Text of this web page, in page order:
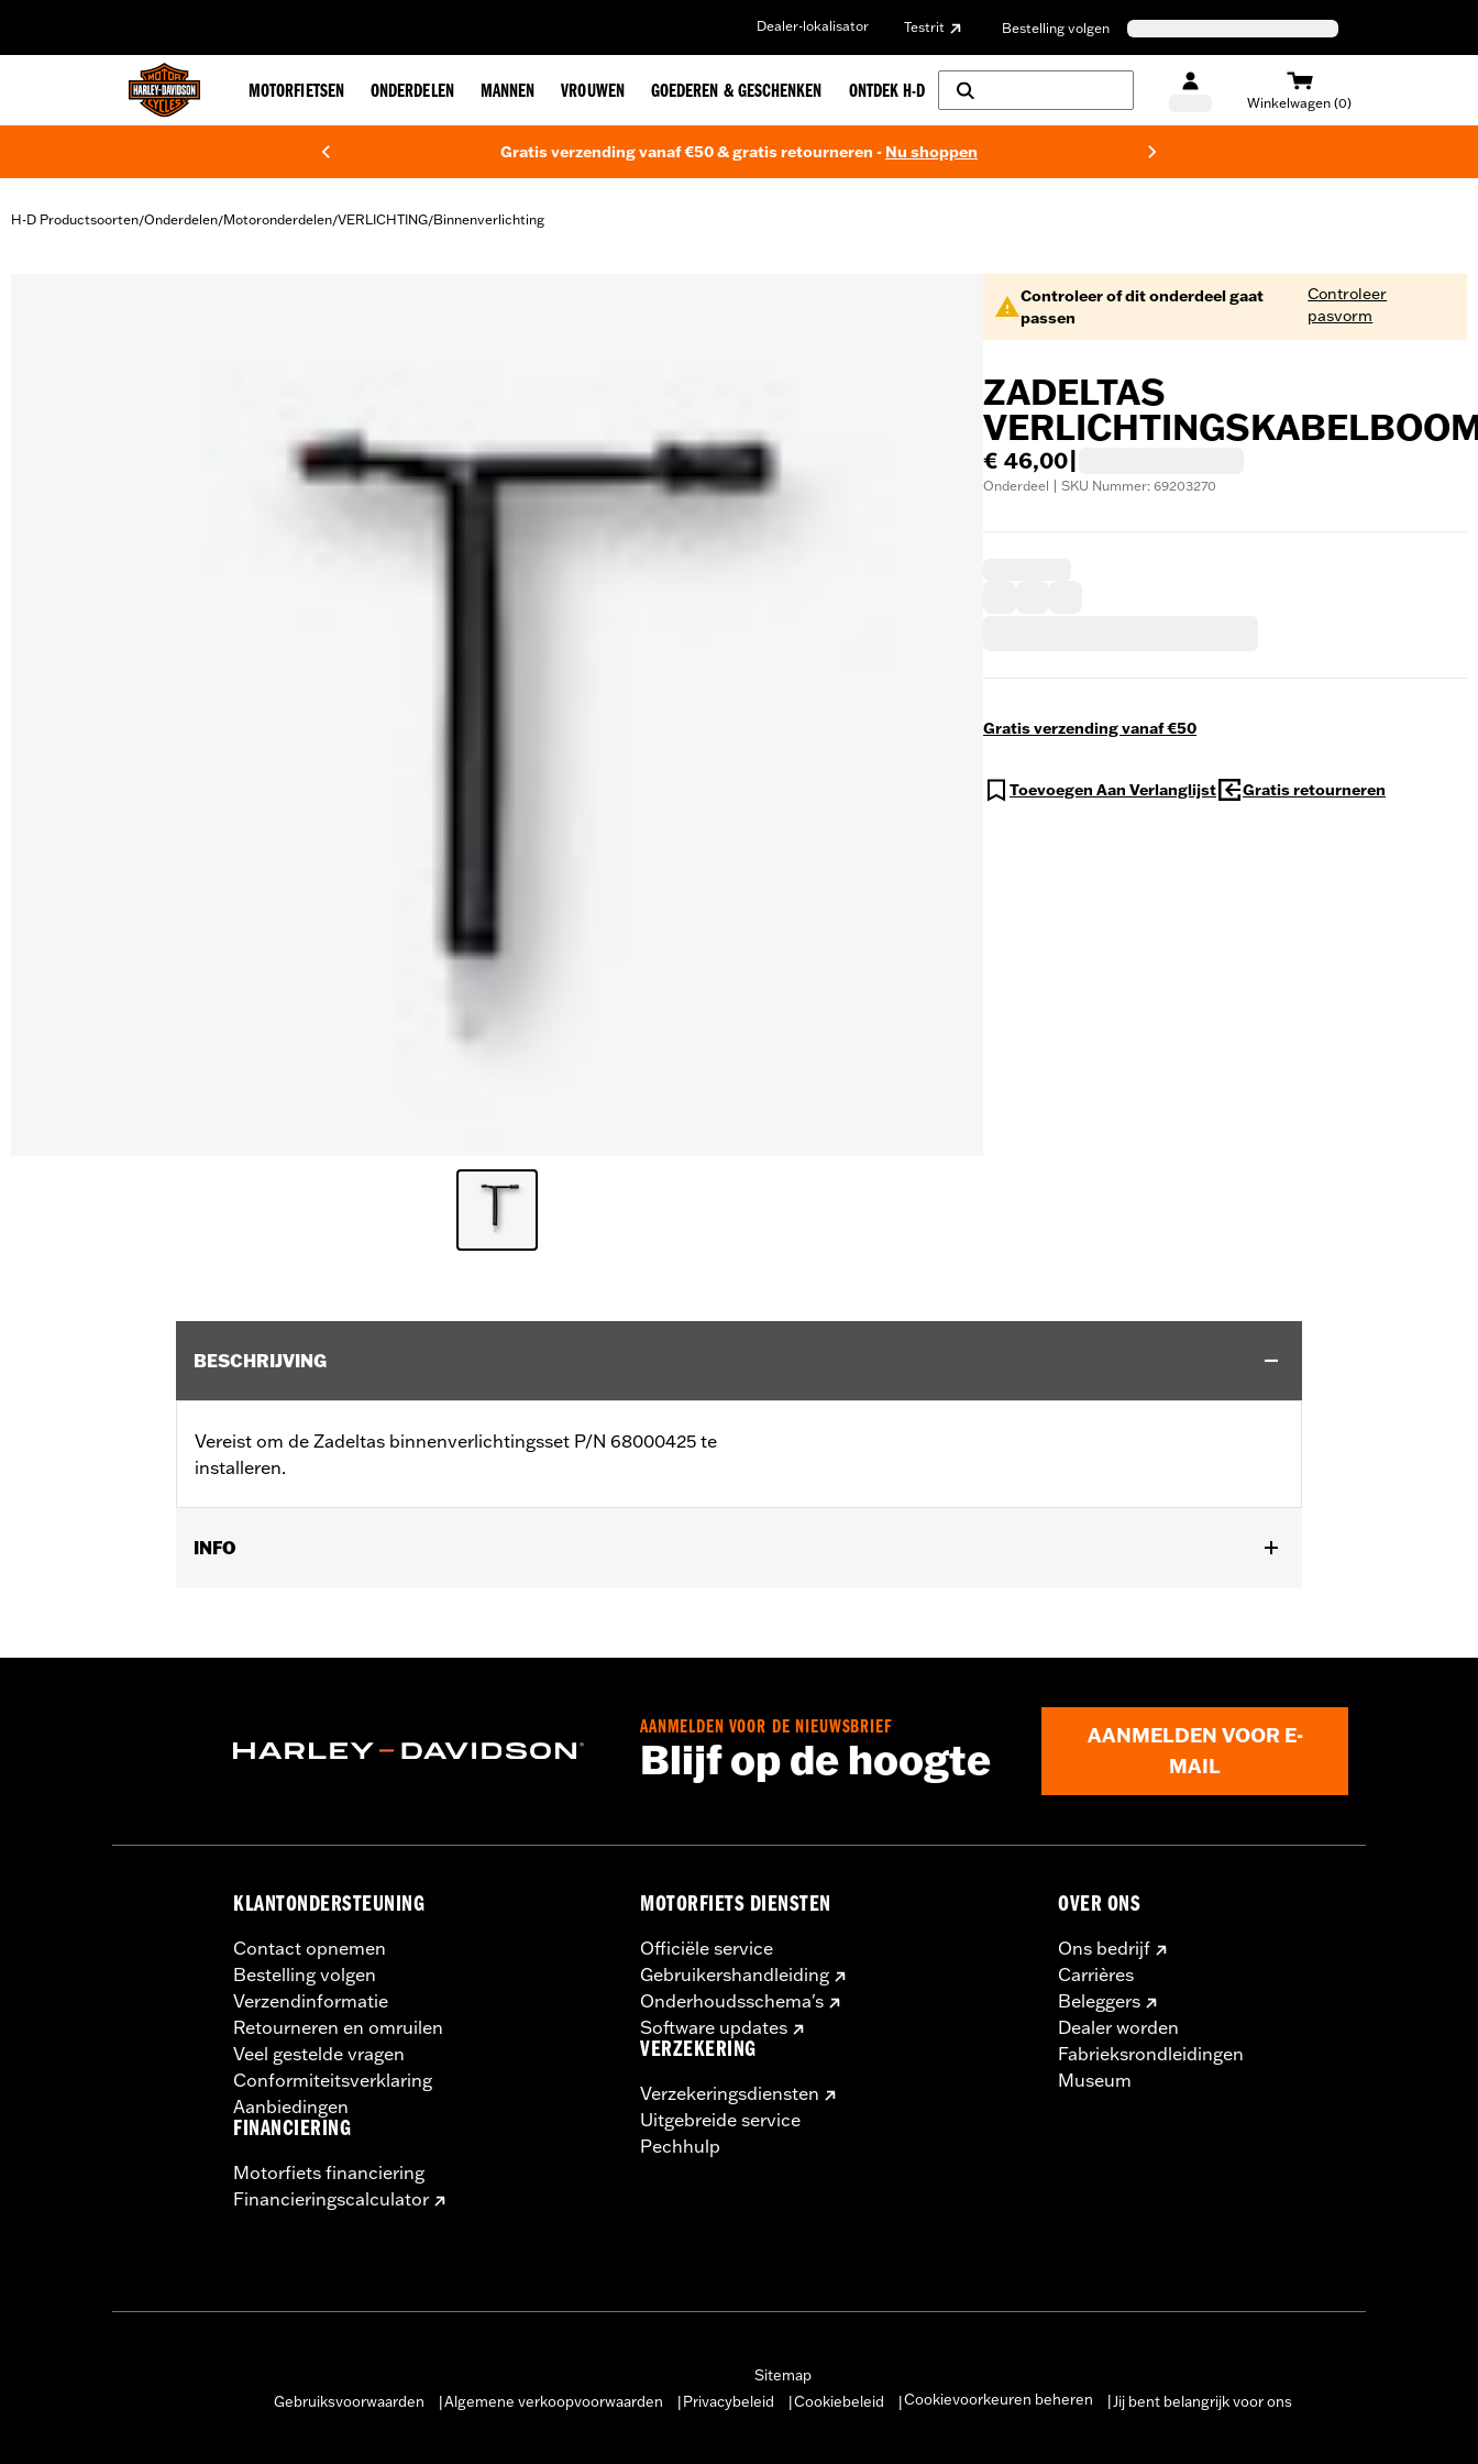
Dealer-lokalisator Testrit Bestelling volgen
MOTORFIETSEN ONDERDELEN MANNEN VROUWEN GOEDEREN & GESCHENKEN ONTDEK H-D
Winkelwagen (0)
Gratis verzending vanaf €50 & gratis retourneren - Nu shoppen
H-D Productsoorten/Onderdelen/Motoronderdelen/VERLICHTING/Binnenverlichting
Controleer of dit onderdeel gaat
passen
Controleer
pasvorm
ZADELTAS
€ 46,00
Onderdeel | SKU Nummer: 69203270
Gratis verzending vanaf €50
Toevoegen Aan Verlanglijst Gratis retourneren
BESCHRIJVING
Vereist om de Zadeltas binnenverlichtingsset P/N 68000425 te
installeren.
INFO
AANMELDEN VOOR DE NIEUWSBRIEF
Blijf op de hoogte
AANMELDEN VOOR E-
MAIL
KLANTONDERSTEUNING
Contact opnemen
Bestelling volgen
Verzendinformatie
Retourneren en omruilen
Veel gestelde vragen
Conformiteitsverklaring
Aanbiedingen
FINANCIERING
Motorfiets financiering
Financieringscalculator
MOTORFIETS DIENSTEN
Officiële service
Gebruikershandleiding
Onderhoudsschema's
Software updates
VERZEKERING
Verzekeringsdiensten
Uitgebreide service
Pechhulp
OVER ONS
Ons bedrijf
Carrières
Beleggers
Dealer worden
Fabrieksrondleidingen
Museum
Sitemap
Gebruiksvoorwaarden
Algemene verkoopvoorwaarden Privacybeleid Cookiebeleid Cookievoorkeuren beheren Jij bent belangrijk voor ons